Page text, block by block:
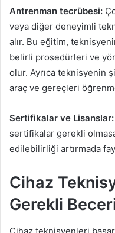
Antrenman tecrübesi:
veya diğer deneyimli
alır. Bu eğitim,
belirli prosedürleri ve
olur. Ayrıca teknisyenin
araç ve gereçleri
Sertifikalar ve Lisanslar:
sertifikalar gerekli
edilebilirliği artırmada
Cihaz
Gerekli